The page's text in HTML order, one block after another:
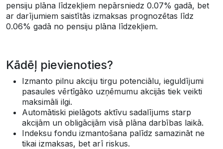
pensiju plāna līdzekļiem nepārsniedz 0.07% gadā, bet
ar darījumiem saistītās izmaksas prognozētas līdz
0.06% gadā no pensiju plāna līdzekļiem.
Kādēļ pievienoties?
Izmanto pilnu akciju tirgu potenciālu, ieguldījumi
pasaules vērtīgāko uzņēmumu akcijās tiek veikti
maksimāli ilgi.
Automātiski pielāgots aktīvu sadalījums starp
akcijām un obligācijām visā plāna darbības laikā.
Indeksu fondu izmantošana palīdz samazināt ne
tikai izmaksas, bet arī riskus.